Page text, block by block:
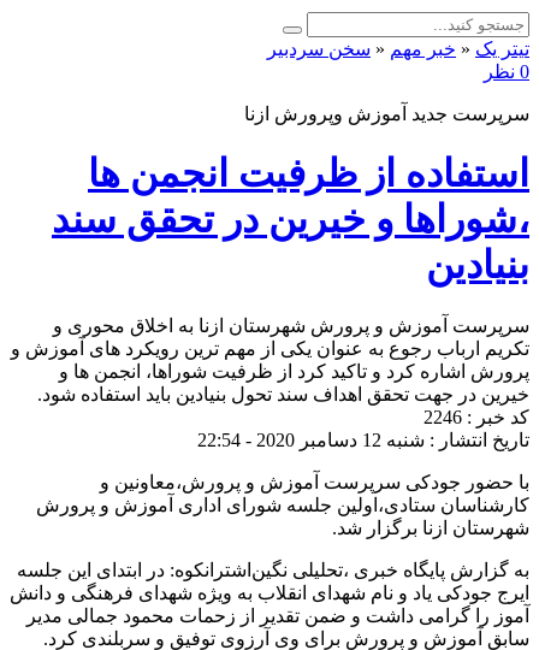
تیتر یک « خبر مهم « سخن سردبیر
0 نظر
سرپرست جدید آموزش و‌پرورش ازنا
استفاده از ظرفیت انجمن ها
،شوراها و خیرین در تحقق سند
بنیادین
سرپرست آموزش و پرورش شهرستان ازنا به اخلاق محوری و
تکریم ارباب رجوع به عنوان یکی از مهم ترین رویکرد های آموزش و
پرورش اشاره کرد و تاکید کرد از ظرفیت شوراها، انجمن ها و
خیرین در جهت تحقق اهداف سند تحول بنیادین باید استفاده شود.
کد خبر : 2246
تاریخ انتشار : شنبه 12 دسامبر 2020 - 22:54
با حضور جودکی سرپرست آموزش و پرورش،معاونین و
کارشناسان ستادی،اولین جلسه شورای اداری آموزش و پرورش
شهرستان ازنا برگزار شد.
به گزارش پایگاه خبری ،تحلیلی نگین‌اشترانکوه: در ابتدای این جلسه
ایرج جودکی یاد و نام شهدای انقلاب به ویژه شهدای فرهنگی و دانش
آموز را گرامی داشت و ضمن تقدیر از زحمات محمود جمالی مدیر
سابق آموزش و پرورش برای وی آرزوی توفیق و سربلندی کرد.